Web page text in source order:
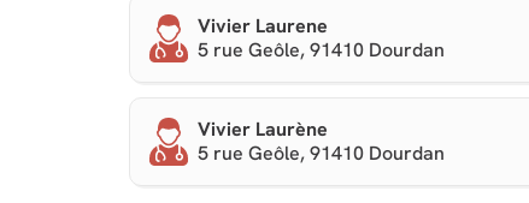
Vivier Laurene
5 rue Geôle, 91410 Dourdan
Vivier Laurène
5 rue Geôle, 91410 Dourdan